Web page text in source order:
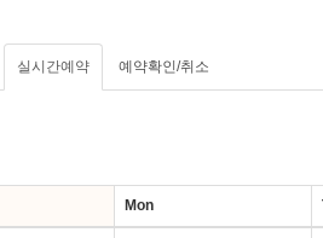
실시간예약 예약확인/취소
Mon